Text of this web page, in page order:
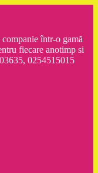
într-o gamă
fiecare anotimp si
0254515015